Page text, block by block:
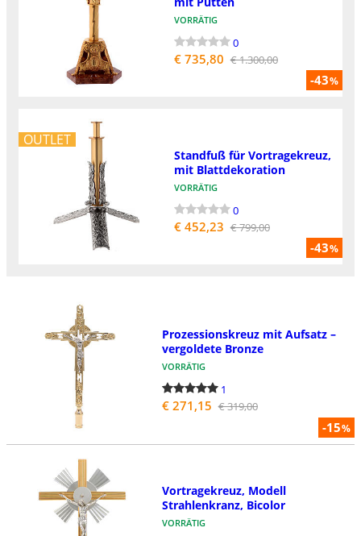
-43%
VORRÄTIG
0
€ 735,80 € 1.300,00
OUTLET
-43%
Standfuß für Vortragekreuz,
mit Blattdekoration
VORRÄTIG
0
€ 452,23 € 799,00
-15%
Prozessionskreuz mit Aufsatz –
vergoldete Bronze
VORRÄTIG
1
€ 271,15 € 319,00
Vortragekreuz, Modell
Strahlenkranz, Bicolor
VORRÄTIG